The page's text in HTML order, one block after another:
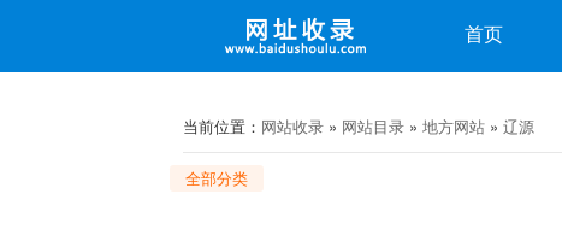
首页
微信
当前位置： 网站收录 » 网站目录 » 地方网站 » 辽源
全部分类